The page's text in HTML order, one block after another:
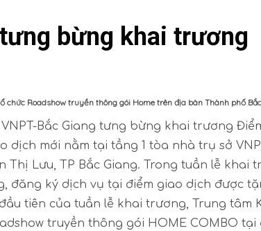
bừng khai trương
Roadshow truyền thông gói Home trên địa bàn Thành phố
Bắc Giang tưng bừng khai trương
dịch mới nằm tại tầng 1 tòa nhà trụ sở
Lưu, TP Bắc Giang. Trong tuần lễ khai
đăng ký dịch vụ tại điểm giao dịch được
tiên của tuần lễ khai trương, Trung tâm
truyền thông gói HOME COMBO